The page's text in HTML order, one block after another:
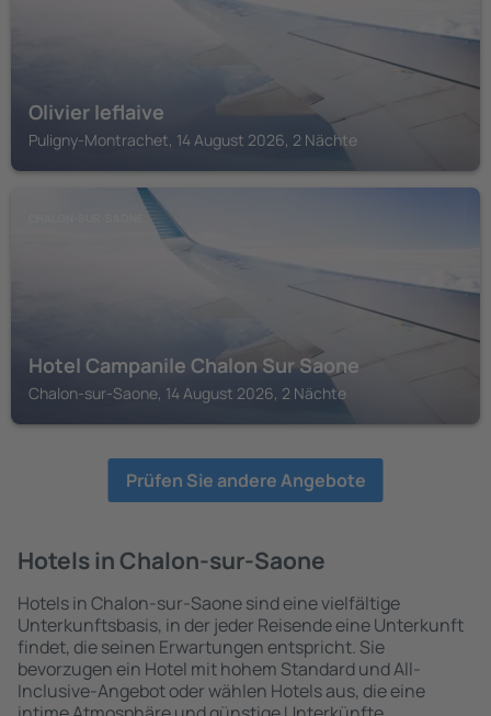
Olivier leflaive
Puligny-Montrachet, 14 August 2026, 2 Nächte
Hotel Campanile Chalon Sur Saone
Chalon-sur-Saone, 14 August 2026, 2 Nächte
Prüfen Sie andere Angebote
Hotels in Chalon-sur-Saone
Hotels in Chalon-sur-Saone sind eine vielfältige
Unterkunftsbasis, in der jeder Reisende eine Unterkunft
findet, die seinen Erwartungen entspricht. Sie
bevorzugen ein Hotel mit hohem Standard und All-
Inclusive-Angebot oder wählen Hotels aus, die eine